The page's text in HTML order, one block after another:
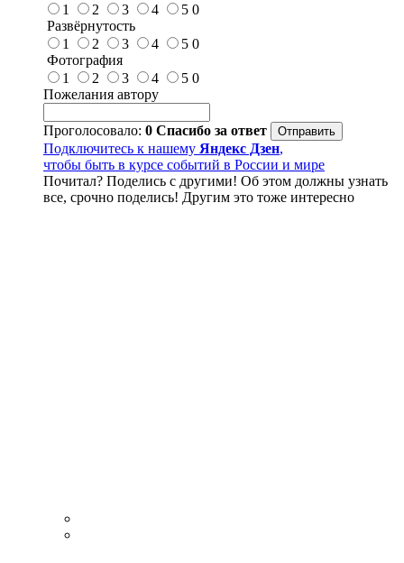
1
2 3 4 5 0
Развёрнутость
1
2 3 4 5 0
Фотография
1
2 3 4 5 0
Пожелания автору
Проголосовало: 0 Спасибо за ответ
Подключитесь к нашему Яндекс Дзен,
чтобы быть в курсе событий в России и мире
Почитал? Поделись с другими! Об этом должны узнать
все, срочно поделись! Другим это тоже интересно